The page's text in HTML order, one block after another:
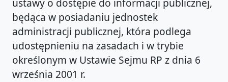
ustawy o dostępie do informacji publicznej,
będąca w posiadaniu jednostek
administracji publicznej, która podlega
udostępnieniu na zasadach i w trybie
określonym w Ustawie Sejmu RP z dnia 6
września 2001 r.